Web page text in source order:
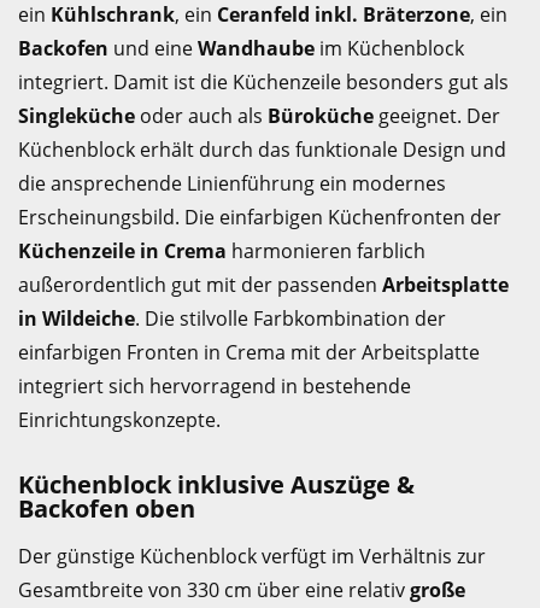
ein Kühlschrank, ein Ceranfeld inkl. Bräterzone, ein
Backofen und eineWandhaube im Küchenblock
integriert. Damit ist die Küchenzeile besonders gut als
Singleküche oder auch als Büroküche geeignet. Der
Küchenblock erhält durch das funktionale Design und
die ansprechende Linienführung ein modernes
Erscheinungsbild. Die einfarbigen Küchenfronten der
Küchenzeile in Crema harmonieren farblich
außerordentlich gut mit der passenden Arbeitsplatte
in Wildeiche. Die stilvolle Farbkombination der
einfarbigen Fronten in Crema mit der Arbeitsplatte
integriert sich hervorragend in bestehende
Einrichtungskonzepte.
Küchenblock inklusive Auszüge &
Backofen oben
Der günstige Küchenblock verfügt im Verhältnis zur
Gesamtbreite von 330 cm über eine relativgroße